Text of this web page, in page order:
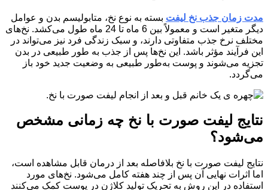
مدت زمان جذب نخ لیفت بسته به نوع نخ، متابولیسم بدن و عوامل
دیگر متغیر است و معمولاً بین 6 ماه تا 24 ماه طول می‌کشد. نخ‌های
مختلف نرخ جذب متفاوتی دارند، و سبک زندگی فرد نیز می‌تواند در
این فرآیند مؤثر باشد. این نخ‌ها پس از جذب به طور طبیعی در بدن
تجزیه می‌شوند و پوست به‌طور طبیعی به وضعیت جدید خود باز
می‌گردد.
نتایج لیفت صورت با نخ چه زمانی مشخص
می‌شود؟
نتایج لیفت صورت با نخ بلافاصله بعد از درمان قابل مشاهده است،
اما اثرات نهایی آن پس از چند هفته کامل می‌شود. نخ‌های مورد
استفاده در این روش به تحریک تولید کلاژن در پوست کمک می‌کنند